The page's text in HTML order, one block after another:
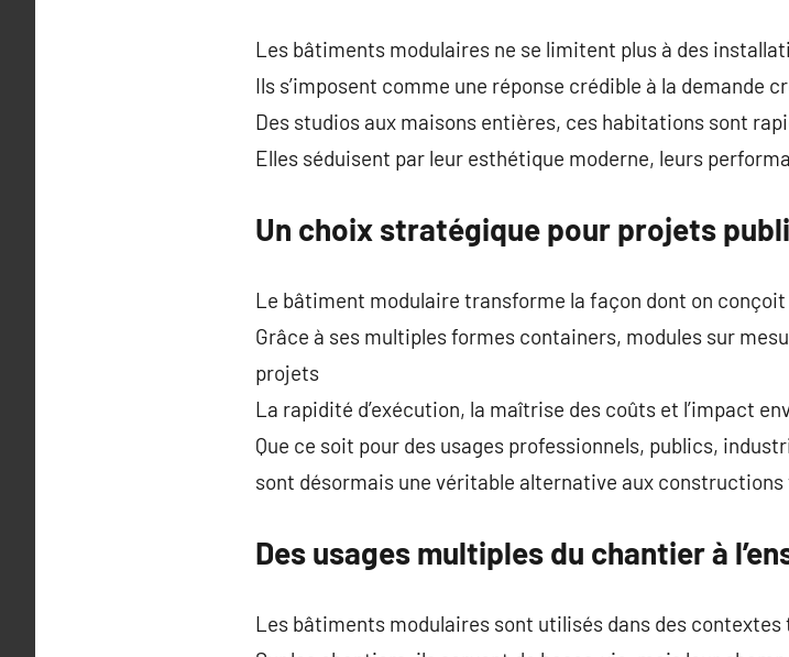
Les bâtiments modulaires ne se limitent plus à des
Ils s’imposent comme une réponse crédible à la demande
Des studios aux maisons entières, ces habitations sont
Elles séduisent par leur esthétique moderne, leurs
Un choix stratégique pour projets
Le bâtiment modulaire transforme la façon dont on
Grâce à ses multiples formes containers, modules sur
projets
La rapidité d’exécution, la maîtrise des coûts et l’impact
Que ce soit pour des usages professionnels, publics,
sont désormais une véritable alternative aux
Des usages multiples du chantier à
Les bâtiments modulaires sont utilisés dans des